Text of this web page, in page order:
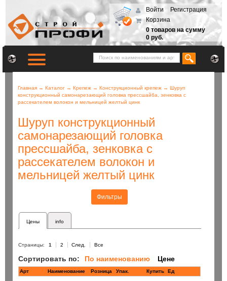
Войти
Регистрация
Корзина
0 товаров на сумму
0 руб.
Главная → Каталог → Крепеж → Конструкционный крепеж → Шуруп
конструкционный самонарезающий головка прессшайба, зенковка с
рассекателем волокон и мельницей желтый цинк
Шуруп конструкционный
самонарезающий головка
прессшайба, зенковка с
рассекателем волокон и
мельницей желтый цинк
Фильтры
Цены info
Страницы: 1 2 След. Все
Сортировать по: По наименованию Цене
Арт Наименование Розница Купить Ед